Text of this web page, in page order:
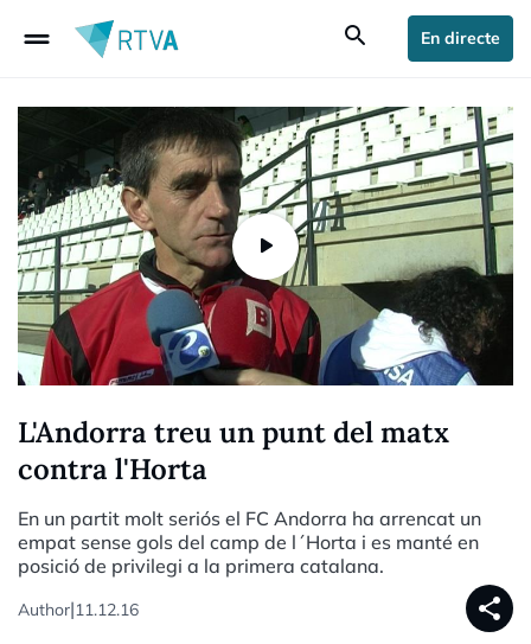
drag_handle search En directe
L'Andorra treu un punt del matx
contra l'Horta
En un partit molt seriós el FC Andorra ha arrencat un
empat sense gols del camp de l´Horta i es manté en
posició de privilegi a la primera catalana.
Author|11.12.16 share